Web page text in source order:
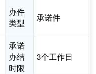
办件
类型
承诺件
承诺
办结
时限
3个工作日